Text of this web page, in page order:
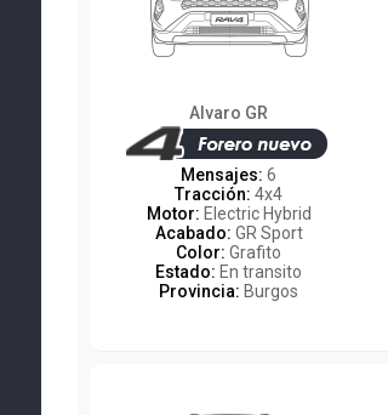
Alvaro GR
Mensajes: 6
Tracción: 4x4
Motor: Electric Hybrid
Acabado: GR Sport
Color: Grafito
Estado: En transito
Provincia: Burgos